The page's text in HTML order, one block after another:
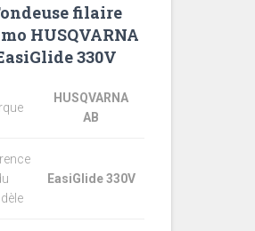
filaire
HUSQVARNA
330V
HUSQVARNA
AB
EasiGlide 330V